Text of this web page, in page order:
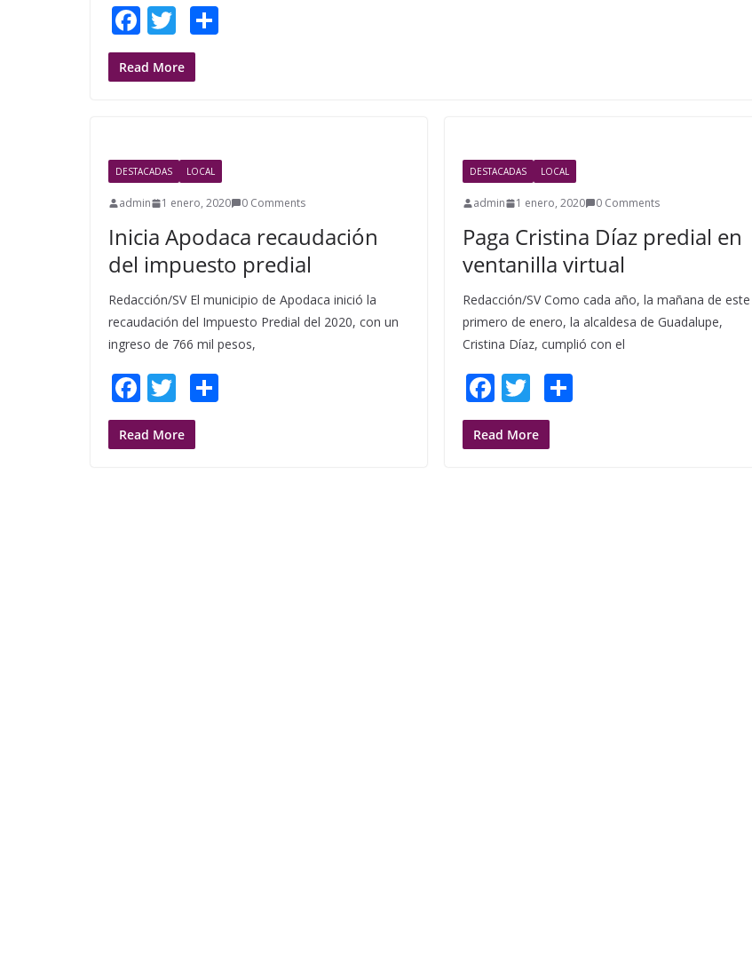
F
ac
e
o
k
T
w
itt
Read More
DESTACADAS LOCAL
admin 1 enero, 2020 0 Comments
Inicia Apodaca recaudación
del impuesto predial
Redacción/SV El municipio de Apodaca inició la
recaudación del Impuesto Predial del 2020, con un
ingreso de 766 mil pesos,
F
ac
e
T
w
itt
Read More
DESTACADAS LOCAL
admin 1 enero, 2020 0 Comments
Paga Cristina Díaz predial en
ventanilla virtual
Redacción/SV Como cada año, la mañana de este
primero de enero, la alcaldesa de Guadalupe,
Cristina Díaz, cumplió con el
F
ac
e
T
w
itt
S
Read More